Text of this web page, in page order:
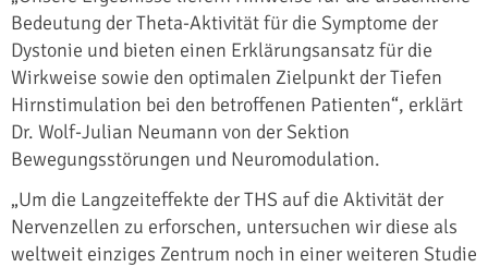
Bedeutung der Theta-Aktivität für die Symptome der
Dystonie und bieten einen Erklärungsansatz für die
Wirkweise sowie den optimalen Zielpunkt der Tiefen
Hirnstimulation bei den betroffenen Patienten“, erklärt
Dr. Wolf-Julian Neumann von der Sektion
Bewegungsstörungen und Neuromodulation.
„Um die Langzeiteffekte der THS auf die Aktivität der
Nervenzellen zu erforschen, untersuchen wir diese als
weltweit einziges Zentrum noch in einer weiteren Studie